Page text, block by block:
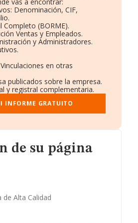
Denominación, CIF,
(BORME).
Ventas y Empleados.
y Administradores.
en otras
publicados sobre la empresa.
y registral complementaria.
INFORME GRATUITO
web
de su página
de Alta Calidad